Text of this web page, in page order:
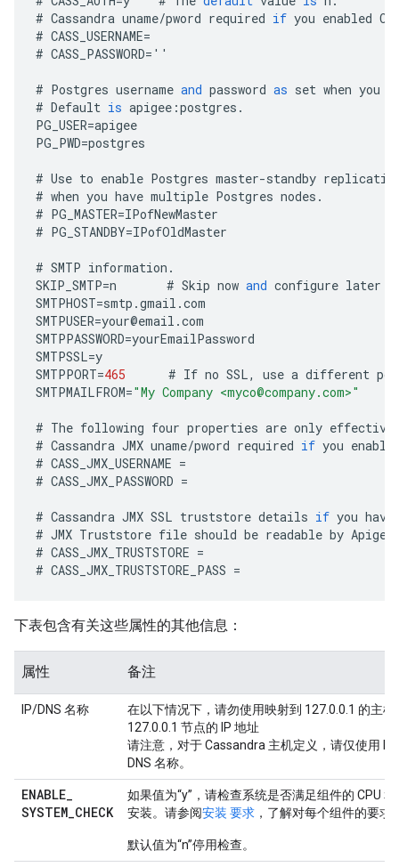
# Cassandra uname/pword required if you enabled
# CASS_USERNAME=
# CASS_PASSWORD= ''
# Postgres username and password as set when you
# Default is apigee :postgres .
PG_USER=apigee
PG_PWD=postgres
# Use to enable Postgres master-standby
# when you have multiple Postgres nodes .
# PG_MASTER=IPofNewMaster
# PG_STANDBY=IPofOldMaster
# SMTP information .
SKIP_SMTP=n # Skip now and configure later
SMTPHOST=smtp .gmail .com
SMTPUSER=your@email .com
SMTPPASSWORD=yourEmailPassword
SMTPSSL=y
SMTPPORT=465 # If no SSL, use a different
SMTPMAILFROM="My Company <myco@company.com>"
# The following four properties are only effective
# Cassandra JMX uname/pword required if you
# CASS_JMX_USERNAME =
# CASS_JMX_PASSWORD =
# Cassandra JMX SSL truststore details if you have
# JMX Truststore file should be readable by Apigee
# CASS_JMX_TRUSTSTORE =
# CASS_JMX_TRUSTSTORE_PASS =
下表包含有关这些属性的其他信息：
属性 备注
IP/DNS 名称
在以下情况下，请勿使用映射到 127.0.0.1 的主机
127.0.0.1 节点的 IP 地址
请注意，对于 Cassandra 主机定义，请仅使用 IP
DNS 名称。
ENABLE_
SYSTEM_CHECK
如果值为“y”，请检查系统是否满足组件的 CPU
安装。请参阅安装 要求 ，了解对每个组件的要求
默认值为“n”停用检查。